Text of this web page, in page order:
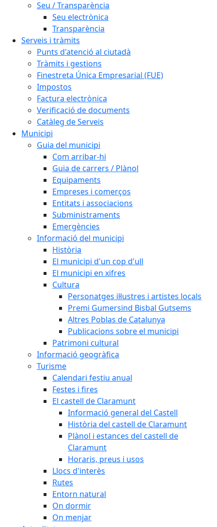
Seu / Transparència
Seu electrònica
Transparència
Serveis i tràmits
Punts d'atenció al ciutadà
Tràmits i gestions
Finestreta Única Empresarial (FUE)
Impostos
Factura electrònica
Verificació de documents
Catàleg de Serveis
Municipi
Guia del municipi
Com arribar-hi
Guia de carrers / Plànol
Equipaments
Empreses i comerços
Entitats i associacions
Subministraments
Emergències
Informació del municipi
Història
El municipi d'un cop d'ull
El municipi en xifres
Cultura
Personatges il·lustres i artistes locals
Premi Gumersind Bisbal Gutsems
Altres Poblas de Catalunya
Publicacions sobre el municipi
Patrimoni cultural
Informació geogràfica
Turisme
Calendari festiu anual
Festes i fires
El castell de Claramunt
Informació general del Castell
Història del castell de Claramunt
Plànol i estances del castell de
Claramunt
Horaris, preus i usos
Llocs d'interès
Rutes
Entorn natural
On dormir
On menjar